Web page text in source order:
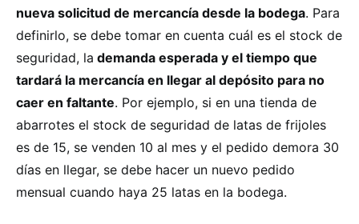
nueva solicitud de mercancía desde la bodega. Para
definirlo, se debe tomar en cuenta cuál es el stock de
seguridad, la demanda esperada y el tiempo que
tardará la mercancía en llegar al depósito para no
caer en faltante. Por ejemplo, si en una tienda de
abarrotes el stock de seguridad de latas de frijoles
es de 15, se venden 10 al mes y el pedido demora 30
días en llegar, se debe hacer un nuevo pedido
mensual cuando haya 25 latas en la bodega.